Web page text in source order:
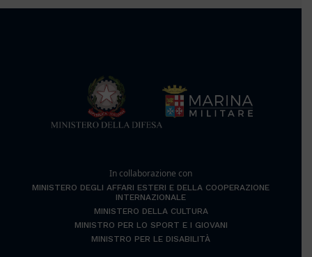
In collaborazione con
MINISTERO DEGLI AFFARI ESTERI E DELLA COOPERAZIONE
INTERNAZIONALE
MINISTERO DELLA CULTURA
MINISTRO PER LO SPORT E I GIOVANI
MINISTRO PER LE DISABILITÀ